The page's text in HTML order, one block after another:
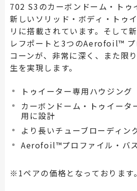
702 S3のカーボンドーム・トゥ
新しいソリッド・ボディ・トゥ
リに搭載されています。そして
レフポートと3つのAerofoil™ プ
コーンが、非常に深く、また限
生を実現します。
トゥイーター専用ハウジング
カーボンドーム・トゥイータ
用に設計
より長いチューブローディン
Aerofoil™プロファイル・バ
※1ペアの価格となっております。